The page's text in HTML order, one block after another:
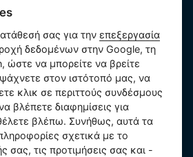
και λοιπών δεδομένων
cookie
σας για τηνεπεξεργασία
δεδομένων στην Google, τη
ώστε να μπορείτε να βρείτε
στον ιστότοπό μας, να
κλικ σε περιττούς συνδέσμους
βλέπετε διαφημίσεις για
βλέπω. Συνήθως, αυτά τα
σχετικά με το
σας, τις προτιμήσεις σας και -